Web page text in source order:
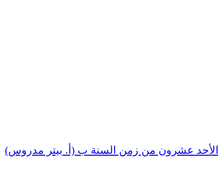
الأحد عشرون من زمن السنة ب (أ. بيتر مدروس)